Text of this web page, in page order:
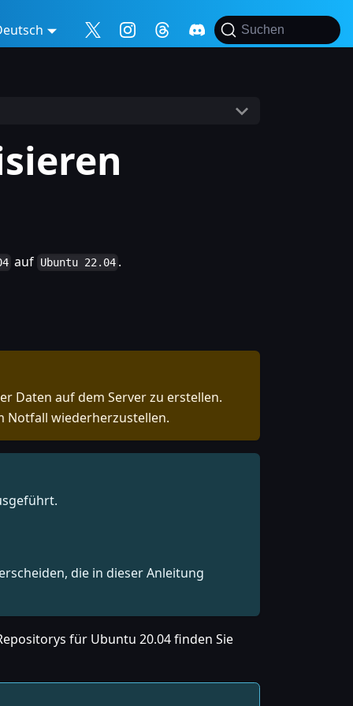
Suchen
auf Ubuntu 22.04 .
Daten auf dem Server zu erstellen.
Notfall wiederherzustellen.
die in dieser Anleitung
für Ubuntu 20.04 finden Sie